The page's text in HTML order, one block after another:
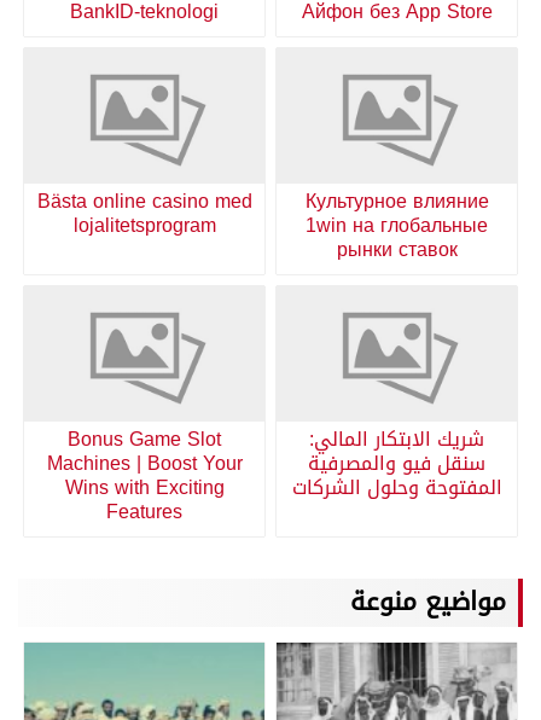
Айфон без App Store
BankID-teknologi
Культурное влияние
1win на глобальные
рынки ставок
Bästa online casino med
lojalitetsprogram
شريك الابتكار المالي:
سنقل فيو والمصرفية
المفتوحة وحلول الشركات
Bonus Game Slot
Machines | Boost Your
Wins with Exciting
Features
مواضيع منوعة